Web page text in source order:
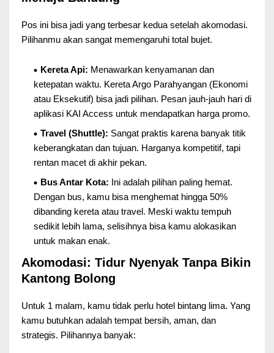
Pos ini bisa jadi yang terbesar kedua setelah akomodasi.
Pilihanmu akan sangat memengaruhi total bujet.
Kereta Api: Menawarkan kenyamanan dan
ketepatan waktu. Kereta Argo Parahyangan (Ekonomi
atau Eksekutif) bisa jadi pilihan. Pesan jauh-jauh hari di
aplikasi KAI Access untuk mendapatkan harga promo.
Travel (Shuttle): Sangat praktis karena banyak titik
keberangkatan dan tujuan. Harganya kompetitif, tapi
rentan macet di akhir pekan.
Bus Antar Kota: Ini adalah pilihan paling hemat.
Dengan bus, kamu bisa menghemat hingga 50%
dibanding kereta atau travel. Meski waktu tempuh
sedikit lebih lama, selisihnya bisa kamu alokasikan
untuk makan enak.
Akomodasi: Tidur Nyenyak Tanpa Bikin
Kantong Bolong
Untuk 1 malam, kamu tidak perlu hotel bintang lima. Yang
kamu butuhkan adalah tempat bersih, aman, dan
strategis. Pilihannya banyak: